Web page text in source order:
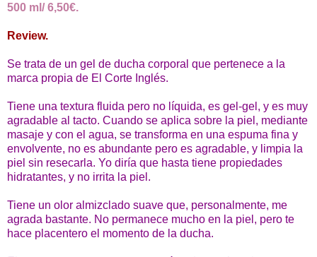
500 ml/ 6,50€.
Review.
Se trata de un gel de ducha corporal que pertenece a la
marca propia de El Corte Inglés.
Tiene una textura fluida pero no líquida, es gel-gel, y es muy
agradable al tacto. Cuando se aplica sobre la piel, mediante
masaje y con el agua, se transforma en una espuma fina y
envolvente, no es abundante pero es agradable, y limpia la
piel sin resecarla. Yo diría que hasta tiene propiedades
hidratantes, y no irrita la piel.
Tiene un olor almizclado suave que, personalmente, me
agrada bastante. No permanece mucho en la piel, pero te
hace placentero el momento de la ducha.